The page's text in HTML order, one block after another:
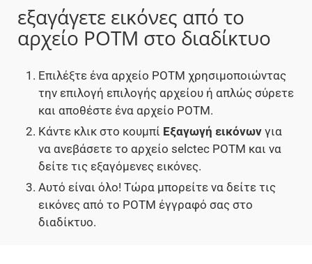
εξαγάγετε εικόνες από το
αρχείο POTM στο διαδίκτυο
Επιλέξτε ένα αρχείο POTM χρησιμοποιώντας
την επιλογή επιλογής αρχείου ή απλώς σύρετε
και αποθέστε ένα αρχείο POTM.
Κάντε κλικ στο κουμπί Εξαγωγή εικόνων για
να ανεβάσετε το αρχείο selctec POTM και να
δείτε τις εξαγόμενες εικόνες.
Αυτό είναι όλο! Τώρα μπορείτε να δείτε τις
εικόνες από το POTM έγγραφό σας στο
διαδίκτυο.